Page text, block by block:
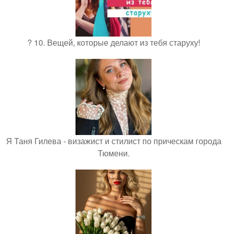
? 10. Вещей, которые делают из тебя старуху!
Я Таня Гилева - визажист и стилист по прическам города
Тюмени.